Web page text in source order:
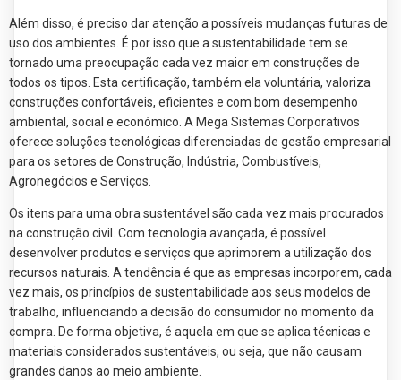
Além disso, é preciso dar atenção a possíveis mudanças futuras de
uso dos ambientes. É por isso que a sustentabilidade tem se
tornado uma preocupação cada vez maior em construções de
todos os tipos. Esta certificação, também ela voluntária, valoriza
construções confortáveis, eficientes e com bom desempenho
ambiental, social e económico. A Mega Sistemas Corporativos
oferece soluções tecnológicas diferenciadas de gestão empresarial
para os setores de Construção, Indústria, Combustíveis,
Agronegócios e Serviços.
Os itens para uma obra sustentável são cada vez mais procurados
na construção civil. Com tecnologia avançada, é possível
desenvolver produtos e serviços que aprimorem a utilização dos
recursos naturais. A tendência é que as empresas incorporem, cada
vez mais, os princípios de sustentabilidade aos seus modelos de
trabalho, influenciando a decisão do consumidor no momento da
compra. De forma objetiva, é aquela em que se aplica técnicas e
materiais considerados sustentáveis, ou seja, que não causam
grandes danos ao meio ambiente.